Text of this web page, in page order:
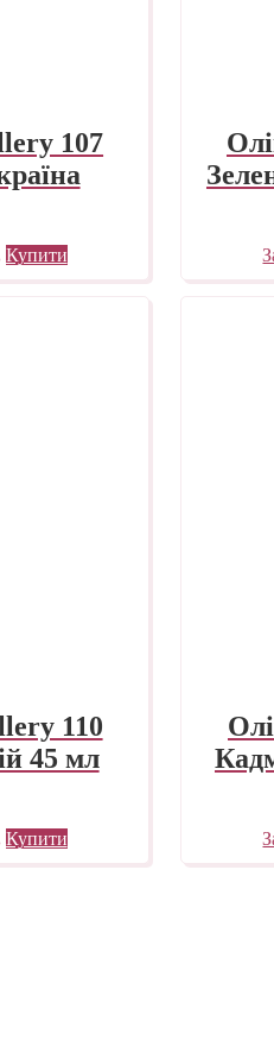
107
Купити
110
45 мл
Купити